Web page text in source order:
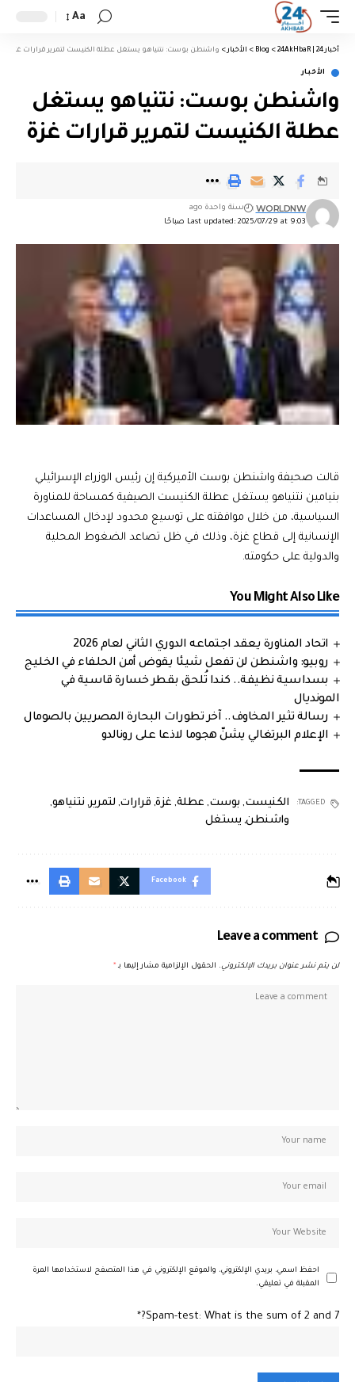
Aa
أخبار 24 | 24AkHbaR >
Blog
> الأخبار > واشنطن بوست: نتنياهو يستغل عطلة الكنيست لتمرير قرارات غزة
الأخبار
واشنطن بوست: نتنياهو يستغل
عطلة الكنيست لتمرير قرارات غزة
Last updated: 2025/07/29 at 9:03 صباحًا
WORLDNW سنة واحدة ago
قالت صحيفة واشنطن بوست الأميركية إن رئيس الوزراء الإسرائيلي
بنيامين نتنياهو يستغل عطلة الكنيست الصيفية كمساحة للمناورة
السياسية، من خلال موافقته على توسيع محدود لإدخال المساعدات
الإنسانية إلى قطاع غزة، وذلك في ظل تصاعد الضغوط المحلية
والدولية على حكومته.
You Might Also Like
اتحاد المناورة يعقد اجتماعه الدوري الثاني لعام 2026
روبيو: واشنطن لن تفعل شيئا يقوض أمن الحلفاء في الخليج
بسداسية نظيفة.. كندا تُلحق بقطر خسارة قاسية في
المونديال
رسالة تثير المخاوف.. آخر تطورات البحارة المصريين بالصومال
الإعلام البرتغالي يشنّ هجوما لاذعا على رونالدو
TAGGED: الكنيست, بوست, عطلة, غزة, قرارات, لتمرير, نتنياهو,
واشنطن, يستغل
Facebook
Leave a comment
لن يتم نشر عنوان بريدك الإلكتروني. الحقول الإلزامية مشار إليها بـ *
احفظ اسمي، بريدي الإلكتروني، والموقع الإلكتروني في هذا المتصفح لاستخدامها المرة
المقبلة في تعليقي.
Spam-test: What is the sum of 2 and 7?*